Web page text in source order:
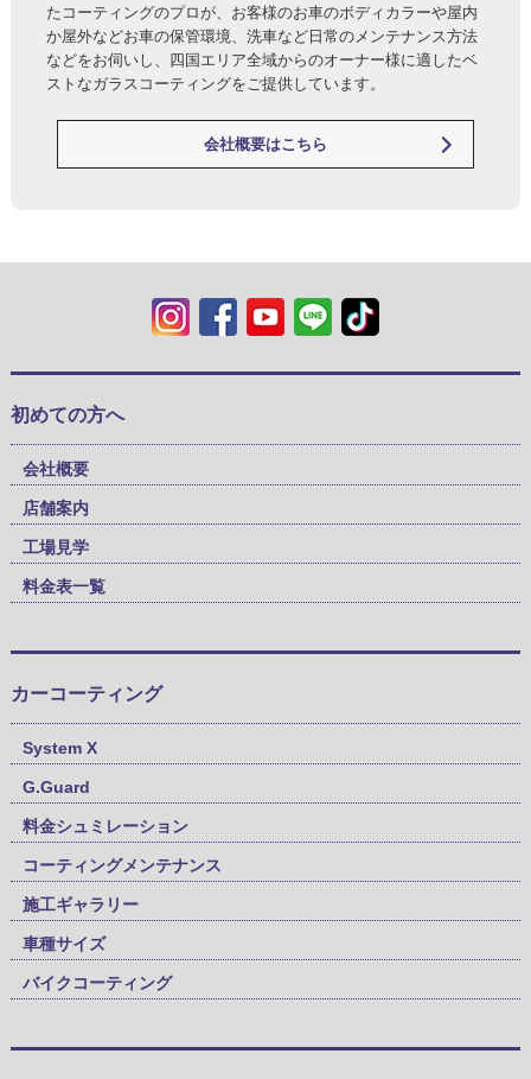
たコーティングのプロが、お客様のお車のボディカラーや屋内
か屋外などお車の保管環境、洗車など日常のメンテナンス方法
などをお伺いし、四国エリア全域からのオーナー様に適したベ
ストなガラスコーティングをご提供しています。
会社概要はこちら
初めての方へ
会社概要
店舗案内
工場見学
料金表一覧
カーコーティング
System X
G.Guard
料金シュミレーション
コーティングメンテナンス
施工ギャラリー
車種サイズ
バイクコーティング